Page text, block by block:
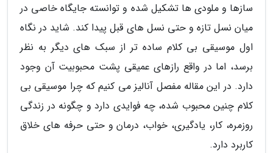
سازها و ملودی ها تشکیل شده و توانسته جایگاه خاصی در
میان نسل تازه و حتی نسل های قبل پیدا کند. شاید در نگاه
اول موسیقی بی کلام ساده تر از سبک های دیگر به نظر
برسد، اما در واقع رازهای عمیقی پشت محبوبیت آن وجود
دارد. در این مقاله مفصل آنالیز می کنیم که چرا موسیقی بی
کلام چنین محبوب شده، چه فوایدی دارد و چگونه در زندگی
روزمره، کار، یادگیری، خواب، درمان و حتی حرفه های خلاق
کاربرد دارد.